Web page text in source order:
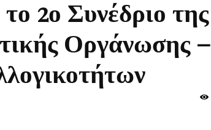
2ο Συνέδριο της
Οργάνωσης –